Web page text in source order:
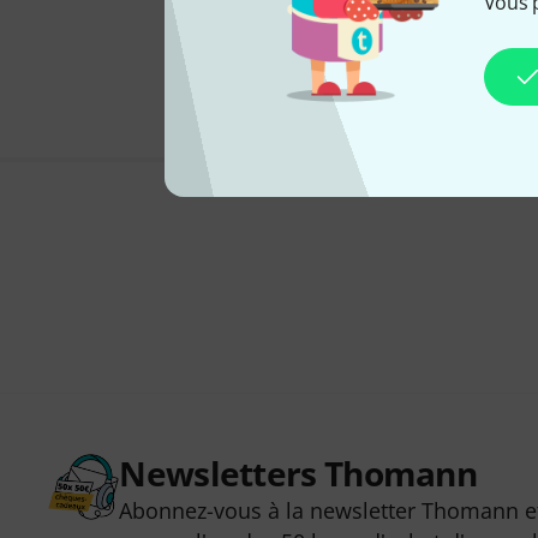
Newsletters Thomann
Abonnez-vous à la newsletter Thomann